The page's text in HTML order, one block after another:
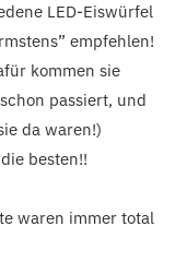
LED-Eiswürfel
empfehlen!
kommen sie
passiert, und
da waren!)
besten!!
waren immer total